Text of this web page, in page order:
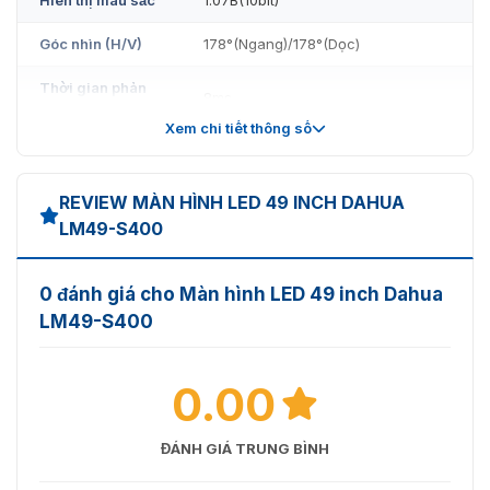
Góc nhìn (H/V) 178°(Ngang)/178°(Dọc)
Thời gian phản
Tín hiệu
Đầu vào
đa phương tiện×1, Âm thanh×1,
Tiêu thụ (Tiêu
Nội bộ
Xem chi tiết thông số
REVIEW MÀN HÌNH LED 49 INCH DAHUA
LM49-S400
0 đánh giá cho Màn hình LED 49 inch Dahua
LM49-S400
0.00
ĐÁNH GIÁ TRUNG BÌNH